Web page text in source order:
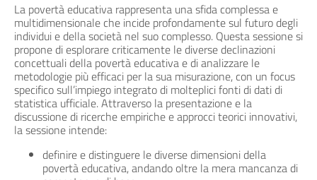
La povertà educativa rappresenta una sfida complessa e
multidimensionale che incide profondamente sul futuro degli
individui e della società nel suo complesso. Questa sessione si
propone di esplorare criticamente le diverse declinazioni
concettuali della povertà educativa e di analizzare le
metodologie più efficaci per la sua misurazione, con un focus
specifico sull’impiego integrato di molteplici fonti di dati di
statistica ufficiale. Attraverso la presentazione e la
discussione di ricerche empiriche e approcci teorici innovativi,
la sessione intende:
definire e distinguere le diverse dimensioni della
povertà educativa, andando oltre la mera mancanza di